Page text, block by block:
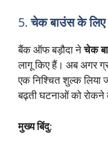
5.चेक बाउंस के
बैंक ऑफ बड़ौदा नेचेक
लागू किए हैं। अब अगर
एक निश्चित शुल्क
बढ़ती घटनाओं को रोकने
मुख्य बिंदु: